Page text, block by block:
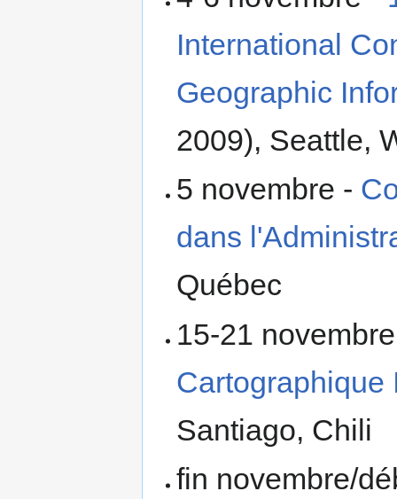
International
Geographic
2009), Seattle,
5 novembre -
dans
Québec
15-21
Cartographique
Santiago, Chili
fin novembre/